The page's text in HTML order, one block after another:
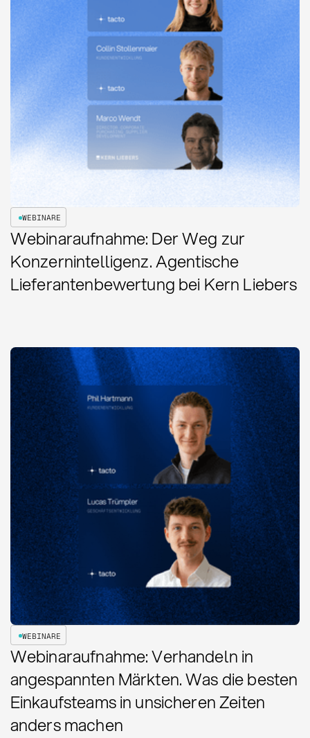
WEBINARE
Webinaraufnahme: Der Weg zur
Konzernintelligenz. Agentische
Lieferantenbewertung bei Kern Liebers
WEBINARE
Webinaraufnahme: Verhandeln in
angespannten Märkten. Was die besten
Einkaufsteams in unsicheren Zeiten
anders machen